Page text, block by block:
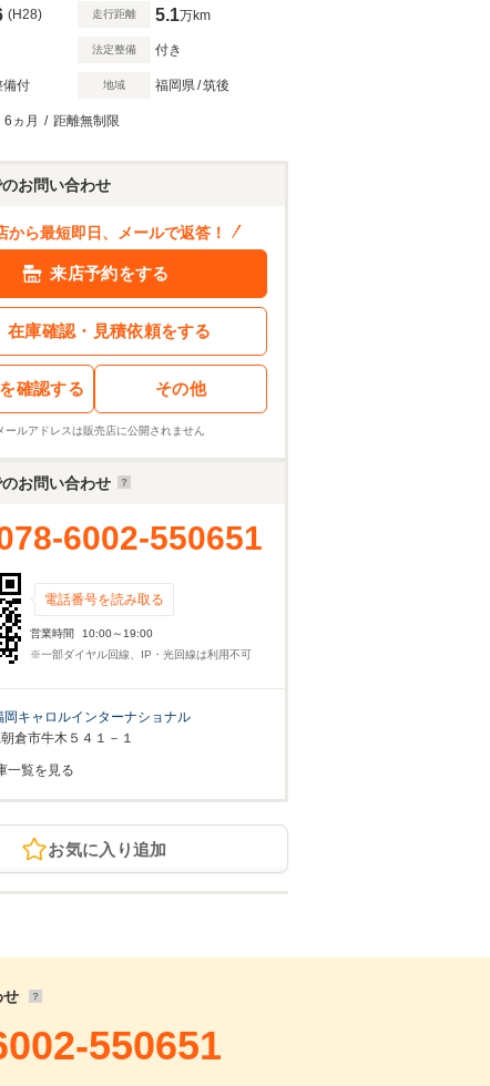
(H28) 走行距離 5.1万km
法定整備 付き
備付 地域 福岡県/筑後
6ヵ月 / 距離無制限
のお問い合わせ
から最短即日、メールで返答！
来店予約をする
在庫確認・見積依頼をする
確認する その他
ルアドレスは販売店に公開されません
お問い合わせ
6002-550651
電話番号を読み取る
営業時間
10:00～19:00
※一部ダイヤル回線、IP・光回線は利用不可
岡キャロルインターナショナル
倉市牛木５４１－１
一覧を見る
お気に入り追加
せ
550651